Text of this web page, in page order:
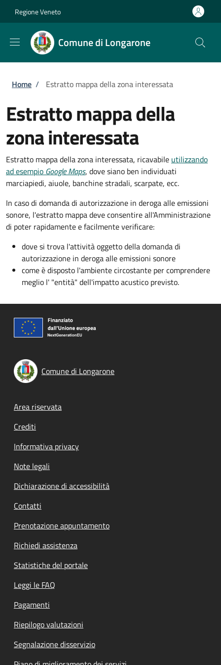
Regione Veneto
Comune di Longarone
Briciole di pane
Home / Estratto mappa della zona interessata
Estratto mappa della
zona interessata
Estratto mappa della zona interessata, ricavabile utilizzando
ad esempio Google Maps, dove siano ben individuati
marciapiedi, aiuole, banchine stradali, scarpate, ecc.
In caso di domanda di autorizzazione in deroga alle emissioni
sonore, l'estratto mappa deve consentire all'Amministrazione
di poter rapidamente e facilmente verificare:
dove si trova l'attività oggetto della domanda di
autorizzazione in deroga alle emissioni sonore
come è disposto l'ambiente circostante per comprendere
meglio l' "entità" dell'impatto acustico previsto.
Comune di Longarone
Footer menu
Area riservata
Crediti
Informativa privacy
Note legali
Dichiarazione di accessibilità
Contatti
Prenotazione appuntamento
Richiedi assistenza
Statistiche del portale
Leggi le FAQ
Pagamenti
Riepilogo valutazioni
Segnalazione disservizio